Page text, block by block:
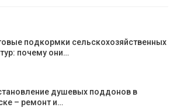
подкормки сельскохозяйственных
почему они…
душевых поддонов в
– ремонт и…